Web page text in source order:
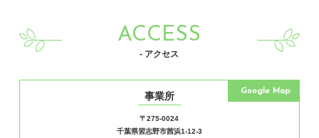
ACCESS
- アクセス
事業所
〒275-0024
千葉県習志野市茜浜1-12-3
Google Map